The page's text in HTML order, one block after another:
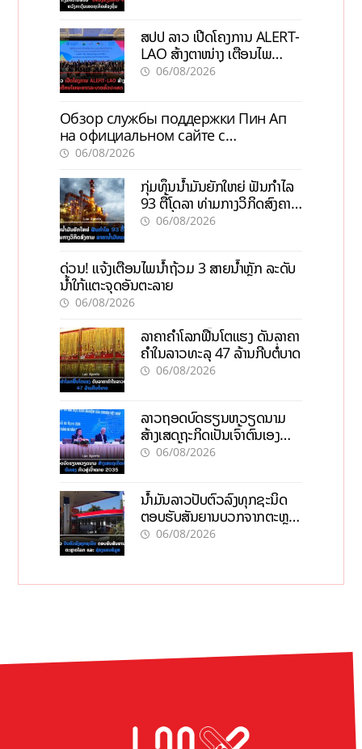
ສປປ ລາວ ເປີດໂຄງການ ALERT-
LAO ສ້າງຕາໜ່າງ ເຕືອນໄພ
ພະຍາດລະບາດທົ່ວປະເທດ
06/08/2026
Обзор службы поддержки Пин Ап
на официальном сайте с
актуальной информацией
06/08/2026
ກຸ່ມທຶນນ້ຳມັນຍັກໃຫຍ່ ຟັນກຳໄລ
93 ຕື້ໂດລາ ທ່າມກາງວິກິດສົງຄາມ
ລາຄານໍ້າມັນແພງ
06/08/2026
ດ່ວນ! ແຈ້ງເຕືອນໄພນໍ້າຖ້ວມ 3 ສາຍນໍ້າຫຼັກ ລະດັບ
ນໍ້າໃກ້ແຕະຈຸດອັນຕະລາຍ
06/08/2026
ລາຄາຄຳໂລກຟື້ນໂຕແຮງ ດັນລາຄາ
ຄຳໃນລາວທະລຸ 47 ລ້ານກີບຕໍ່ບາດ
06/08/2026
ລາວຖອດບົດຮຽນຫວຽດນາມ
ສ້າງເສດຖະກິດເປັນເຈົ້າຕົນເອງ
ກ້າວສູ່ເປົ້າໝາຍ 2035
06/08/2026
ນໍ້າມັນລາວປັບຕົວລົງທຸກຊະນິດ
ຕອບຮັບສັນຍານບວກຈາກຕະຫຼາດ
ໂລກ ແລະ ຊ່ອງແຄບຮໍມູສ
06/08/2026